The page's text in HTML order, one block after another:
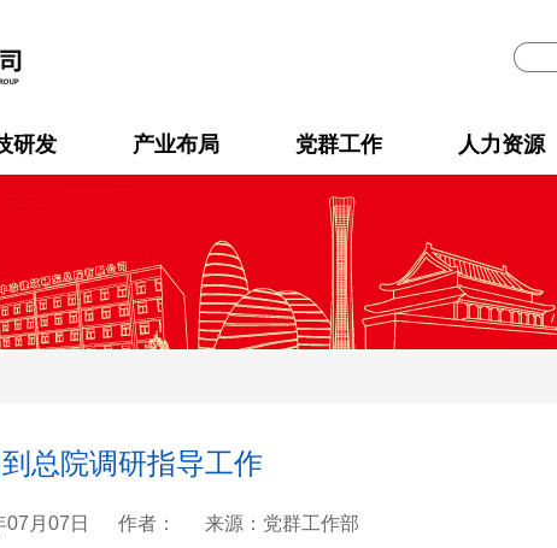
研发 产业布局 党群工作 人力资源
总院调研指导工作
月07日 作者： 来源：党群工作部